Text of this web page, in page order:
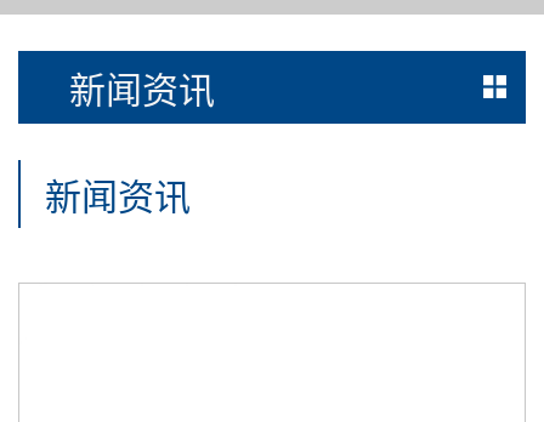
新闻资讯
新闻资讯